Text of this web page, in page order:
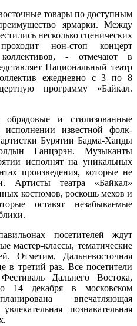
товары по доступным
ярмарки. Между
несколько сценических
нон-стоп концерт
коллективов, - отмечают в
Национальный театр
ежедневно с 3 по 8
программу «Байкал.
и стилизованные
известной фолк-
Бурятии Бадма-Ханды
Ганцэрэн. Музыканты
исполнят на уникальных
произведения, которые не
Артисты театра «Байкал»
костюмов, роскошь мехов и
оставят незабываемые
посетителей ждут
мастер-классы, тематические
Отметим, Дальневосточная
в третий раз. Все посетители
Дальнего Востока,
14 декабря в московском
впечатляющая
познавательная